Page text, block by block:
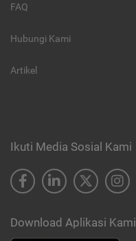
FAQ
Hubungi Kami
Artikel
Ikuti Media Sosial Kami
Download Aplikasi Kami